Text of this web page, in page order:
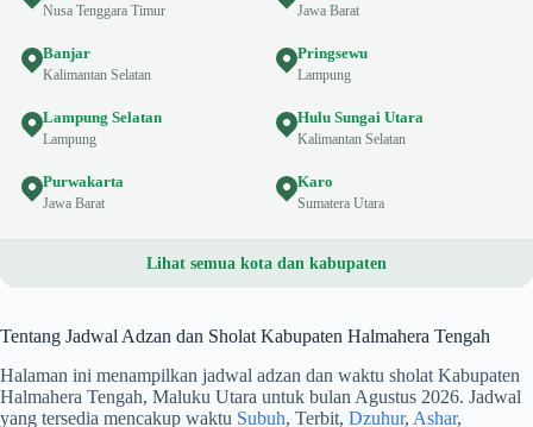
Nusa Tenggara Timur Jawa Barat
Banjar
Kalimantan Selatan
Pringsewu
Lampung
Lampung Selatan
Lampung
Hulu Sungai Utara
Kalimantan Selatan
Purwakarta
Jawa Barat
Karo
Sumatera Utara
Lihat semua kota dan kabupaten
Tentang Jadwal Adzan dan Sholat Kabupaten Halmahera Tengah
Halaman ini menampilkan jadwal adzan dan waktu sholat Kabupaten
Halmahera Tengah, Maluku Utara untuk bulan Agustus 2026. Jadwal
yang tersedia mencakup waktu Subuh, Terbit, Dzuhur, Ashar,